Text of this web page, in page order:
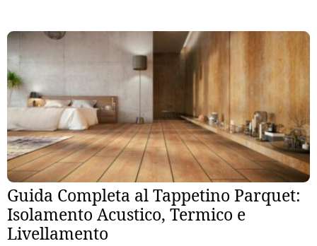
Guida Completa al Tappetino Parquet:
Isolamento Acustico, Termico e
Livellamento